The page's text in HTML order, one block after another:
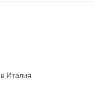
Италия